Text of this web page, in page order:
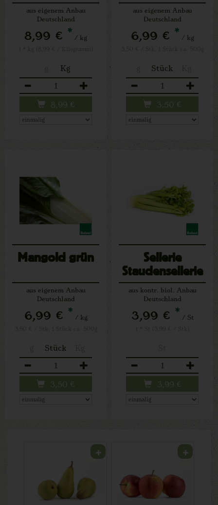
aus eigenem Anbau
Deutschland
8,99 € * / kg
Kg
8,99 €
aus eigenem Anbau
Deutschland
6,99 € * / kg
Stück
3,50 €
Mangold grün
aus eigenem Anbau
Deutschland
6,99 € * / kg
Stück
3,50 €
Sellerie
Staudensellerie
aus kontr. biol. Anbau
Deutschland
3,99 € * / St
3,99 €